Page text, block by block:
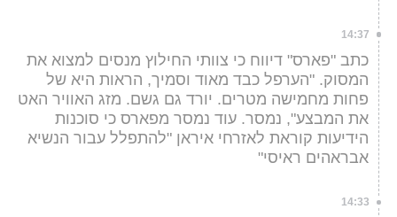
14:37
כתב "פארס" דיווח כי צוותי החילוץ מנסים למצוא את
המסוק. "הערפל כבד מאוד וסמיך, הראות היא של
פחות מחמישה מטרים. יורד גם גשם. מזג האוויר האט
את המבצע", נמסר. עוד נמסר מפארס כי סוכנות
הידיעות קוראת לאזרחי איראן "להתפלל עבור הנשיא
אבראהים ראיסי"
14:33